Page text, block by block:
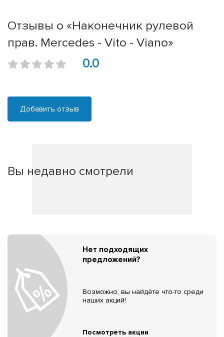
Отзывы о «Наконечник рулевой
прав. Mercedes - Vito - Viano»
0.0
Добавить отзыв
Вы недавно смотрели
Нет подходящих
предложений?
Возможно, вы найдёте что-то среди
наших акций!
Посмотреть акции